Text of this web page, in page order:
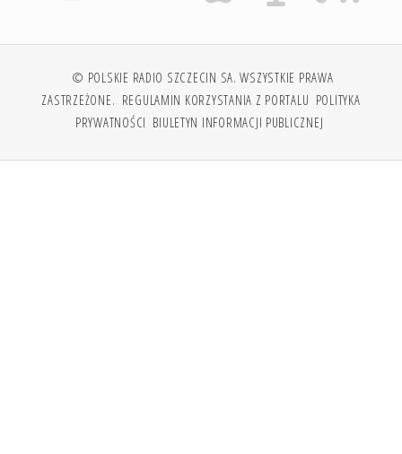
© POLSKIE RADIO SZCZECIN SA. WSZYSTKIE PRAWA
ZASTRZEŻONE. REGULAMIN KORZYSTANIA Z PORTALU POLITYKA
PRYWATNOŚCI BIULETYN INFORMACJI PUBLICZNEJ